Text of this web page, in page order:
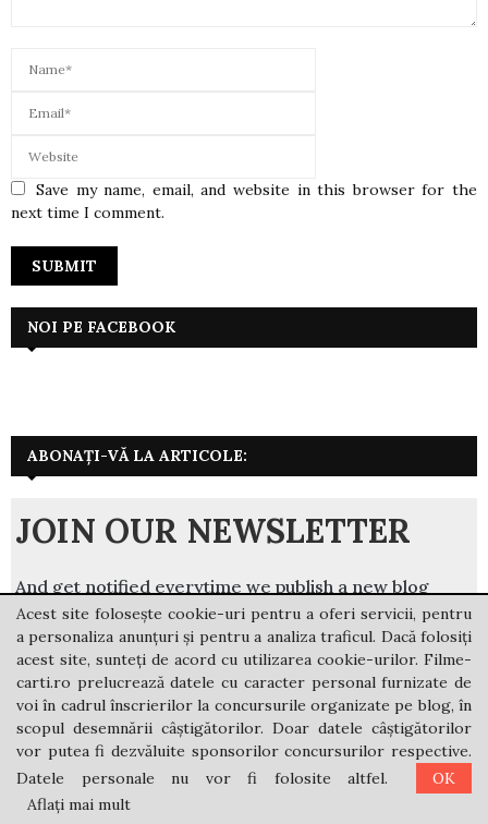
Save my name, email, and website in this browser for the
next time I comment.
NOI PE FACEBOOK
ABONAȚI-VĂ LA ARTICOLE:
JOIN OUR NEWSLETTER
And get notified everytime we publish a new blog
post.
Email Address
By subscribing, you agree with ourprivacy policy and our
terms of service.
Acest site folosește cookie-uri pentru a oferi servicii, pentru
a personaliza anunțuri și pentru a analiza traficul. Dacă folosiți
acest site, sunteți de acord cu utilizarea cookie-urilor. Filme-
carti.ro prelucrează datele cu caracter personal furnizate de
voi în cadrul înscrierilor la concursurile organizate pe blog, în
scopul desemnării câștigătorilor. Doar datele câștigătorilor
vor putea fi dezvăluite sponsorilor concursurilor respective.
Datele personale nu vor fi folosite altfel.
OK
Aflați mai mult